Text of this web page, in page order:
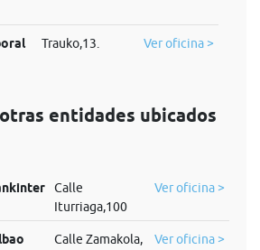
Trauko,13. Ver oficina >
entidades ubicados
Calle
Iturriaga,100
Ver oficina >
Calle Zamakola,
Ver oficina >